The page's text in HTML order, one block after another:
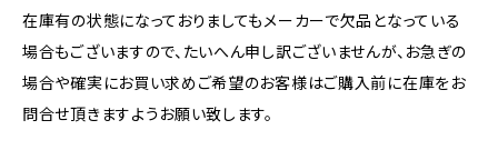
在庫有の状態になっておりましてもメーカーで欠品となっている
場合もございますので、たいへん申し訳ございませんが、お急ぎの
場合や確実にお買い求めご希望のお客様はご購入前に在庫をお
問合せ頂きますようお願い致します。